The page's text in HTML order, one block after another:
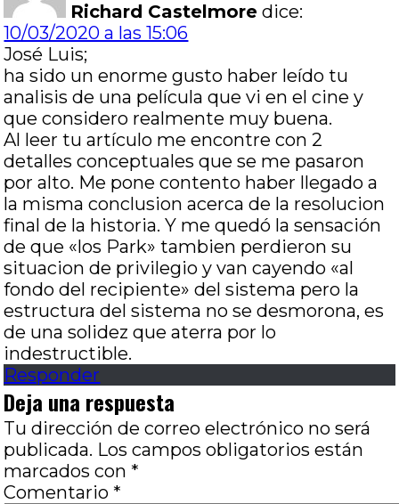
Richard Castelmore dice:
10/03/2020 a las 15:06
José Luis;
ha sido un enorme gusto haber leído tu
analisis de una película que vi en el cine y
que considero realmente muy buena.
Al leer tu artículo me encontre con 2
detalles conceptuales que se me pasaron
por alto. Me pone contento haber llegado a
la misma conclusion acerca de la resolucion
final de la historia. Y me quedó la sensación
de que «los Park» tambien perdieron su
situacion de privilegio y van cayendo «al
fondo del recipiente» del sistema pero la
estructura del sistema no se desmorona, es
de una solidez que aterra por lo
indestructible.
Responder
Deja una respuesta
Tu dirección de correo electrónico no será
publicada. Los campos obligatorios están
marcados con *
Comentario *